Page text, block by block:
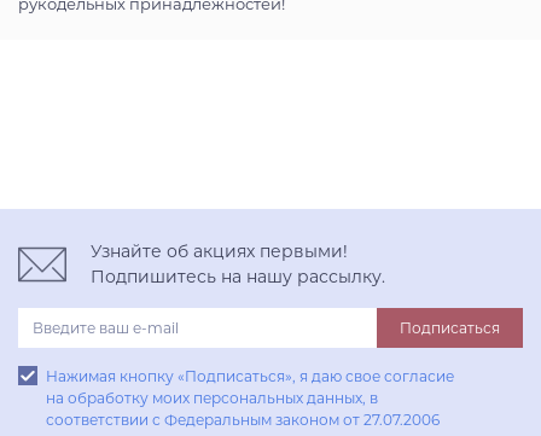
Узнайте об акциях первыми!
Подпишитесь на нашу рассылку.
Подписаться
Нажимая кнопку «Подписаться», я даю свое согласие
на обработку моих персональных данных, в
соответствии с Федеральным законом от 27.07.2006